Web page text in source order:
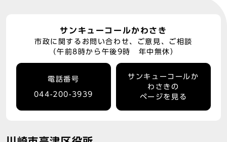
サンキューコールかわさき
市政に関するお問い合わせ、ご意見、ご相談
（午前8時から午後9時 年中無休）
電話番号
044-200-3939
サンキューコールか
わさきの
ページを見る